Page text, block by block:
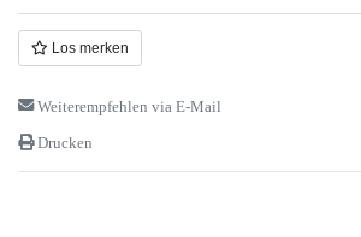
Los merken
Weiterempfehlen via E-Mail
Drucken